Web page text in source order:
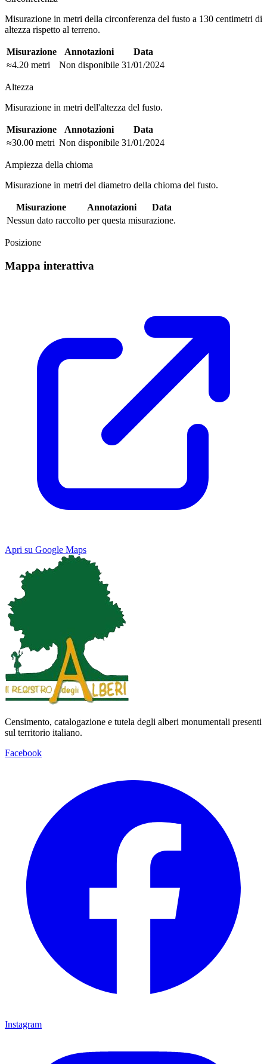
Misurazione in metri della circonferenza del fusto a 130 centimetri di
altezza rispetto al terreno.
Misurazione Annotazioni
Data
≈4.20 metri
Non disponibile 31/01/2024
Altezza
Misurazione in metri dell'altezza del fusto.
Misurazione Annotazioni
Data
≈30.00 metri Non disponibile 31/01/2024
Ampiezza della chioma
Misurazione in metri del diametro della chioma del fusto.
Misurazione Annotazioni
Data
Nessun dato raccolto per questa misurazione.
Posizione
Mappa interattiva
Apri su Google Maps
Map Satellite
Keyboard shortcuts
Censimento, catalogazione e tutela degli alberi monumentali presenti
sul territorio italiano.
Facebook
Instagram